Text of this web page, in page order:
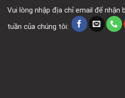
Vui lòng nhập địa chỉ email để nhận
tuần của chúng tôi: